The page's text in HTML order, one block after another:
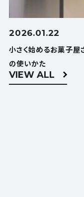
2026.01.22
小さく始めるお菓子屋
の使いかた
VIEW ALL